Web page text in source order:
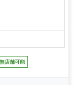
無店舗可能